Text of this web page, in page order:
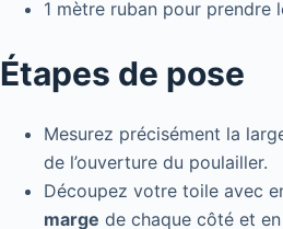
1 mètre ruban pour prendre
Étapes de pose
Mesurez précisément la
de l’ouverture du poulailler.
Découpez votre toile avec
marge de chaque côté et en